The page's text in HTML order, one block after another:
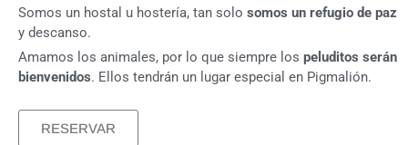
Somos un hostal u hostería, tan solo somos un refugio de paz
y descanso.
Amamos los animales, por lo que siempre los peluditos serán
bienvenidos. Ellos tendrán un lugar especial en Pigmalión.
RESERVAR